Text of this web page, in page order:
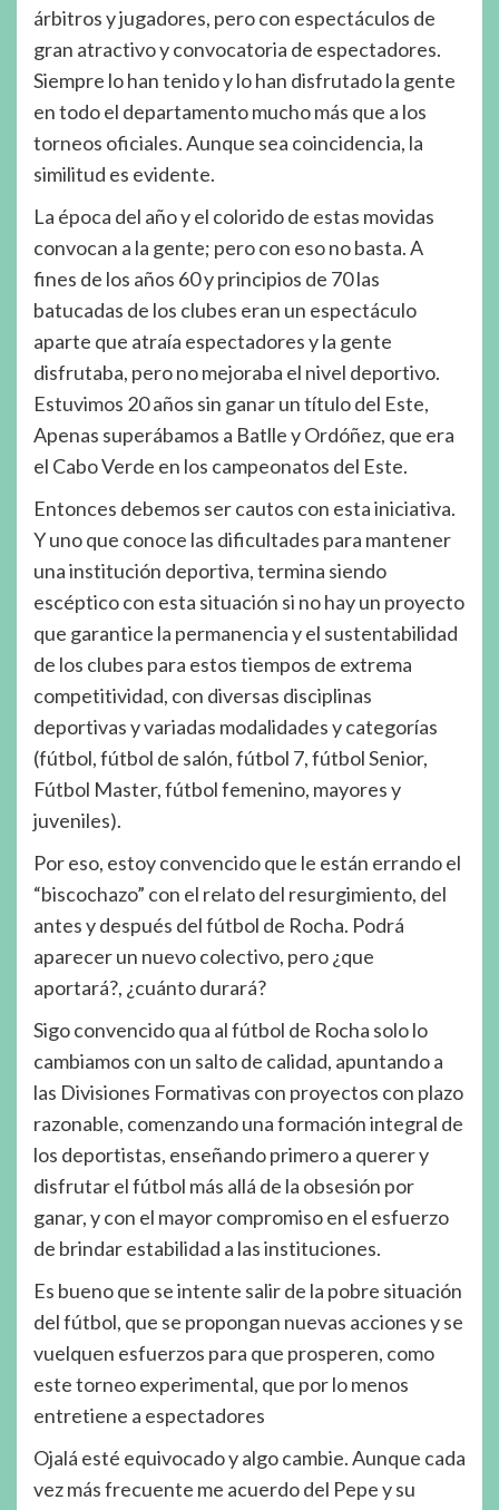
árbitros y jugadores, pero con espectáculos de
gran atractivo y convocatoria de espectadores.
Siempre lo han tenido y lo han disfrutado la gente
en todo el departamento mucho más que a los
torneos oficiales. Aunque sea coincidencia, la
similitud es evidente.
La época del año y el colorido de estas movidas
convocan a la gente; pero con eso no basta. A
fines de los años 60 y principios de 70 las
batucadas de los clubes eran un espectáculo
aparte que atraía espectadores y la gente
disfrutaba, pero no mejoraba el nivel deportivo.
Estuvimos 20 años sin ganar un título del Este,
Apenas superábamos a Batlle y Ordóñez, que era
el Cabo Verde en los campeonatos del Este.
Entonces debemos ser cautos con esta iniciativa.
Y uno que conoce las dificultades para mantener
una institución deportiva, termina siendo
escéptico con esta situación si no hay un proyecto
que garantice la permanencia y el sustentabilidad
de los clubes para estos tiempos de extrema
competitividad, con diversas disciplinas
deportivas y variadas modalidades y categorías
(fútbol, fútbol de salón, fútbol 7, fútbol Senior,
Fútbol Master, fútbol femenino, mayores y
juveniles).
Por eso, estoy convencido que le están errando el
“biscochazo” con el relato del resurgimiento, del
antes y después del fútbol de Rocha. Podrá
aparecer un nuevo colectivo, pero ¿que
aportará?, ¿cuánto durará?
Sigo convencido qua al fútbol de Rocha solo lo
cambiamos con un salto de calidad, apuntando a
las Divisiones Formativas con proyectos con plazo
razonable, comenzando una formación integral de
los deportistas, enseñando primero a querer y
disfrutar el fútbol más allá de la obsesión por
ganar, y con el mayor compromiso en el esfuerzo
de brindar estabilidad a las instituciones.
Es bueno que se intente salir de la pobre situación
del fútbol, que se propongan nuevas acciones y se
vuelquen esfuerzos para que prosperen, como
este torneo experimental, que por lo menos
entretiene a espectadores
Ojalá esté equivocado y algo cambie. Aunque cada
vez más frecuente me acuerdo del Pepe y su